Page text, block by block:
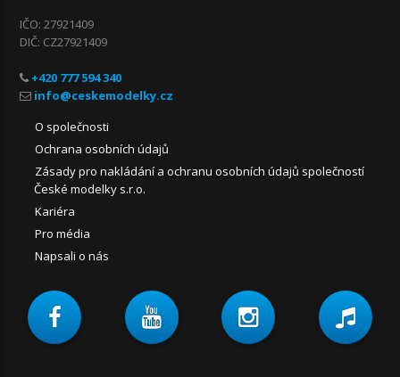
IČO: 27921409
DIČ: CZ27921409
+420 777 594 340
O společnosti
Ochrana osobních údajů
Zásady pro nakládání a ochranu osobních údajů společností
České modelky s.r.o.
Kariéra
Pro média
Napsali o nás